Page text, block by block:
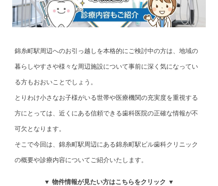
錦糸町駅周辺へのお引っ越しを本格的にご検討中の方は、地域の
暮らしやすさや様々な周辺施設について事前に深く気になってい
る方もおおいことでしょう。
とりわけ小さなお子様がいる世帯や医療機関の充実度を重視する
方にとっては、近くにある信頼できる歯科医院の正確な情報が不
可欠となります。
そこで今回は、錦糸町駅周辺にある錦糸町駅ビル歯科クリニック
の概要や診療内容についてご紹介いたします。
▼ 物件情報が見たい方はこちらをクリック ▼